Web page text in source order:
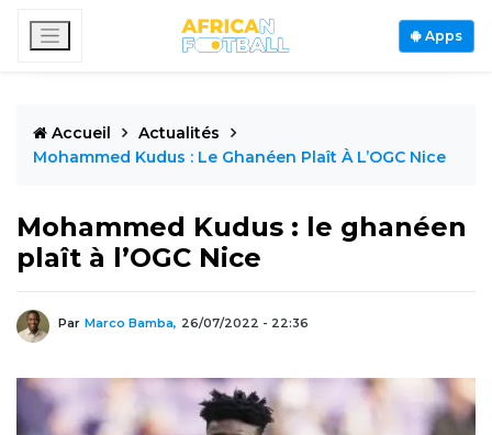
Apps
Accueil
Actualités
Mohammed Kudus : Le Ghanéen Plaît À L’OGC Nice
Mohammed Kudus : le ghanéen
plaît à l’OGC Nice
Par Marco Bamba, 26/07/2022 - 22:36